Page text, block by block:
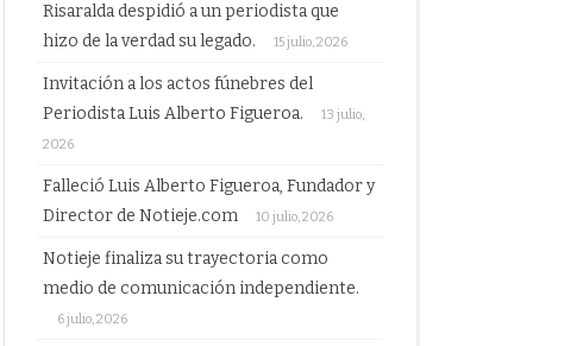
Risaralda despidió a un periodista que
hizo de la verdad su legado.
15 julio, 2026
Invitación a los actos fúnebres del
Periodista Luis Alberto Figueroa.
13 julio,
2026
Falleció Luis Alberto Figueroa, Fundador y
Director de Notieje.com
10 julio, 2026
Notieje finaliza su trayectoria como
medio de comunicación independiente.
6 julio, 2026